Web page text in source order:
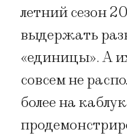
летний сезон
выдержать
«единицы». А
совсем не
более на